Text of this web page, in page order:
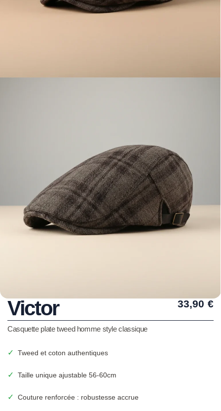
Victor 33,90 €
Casquette plate tweed homme style classique
✓ Tweed et coton authentiques
✓ Taille unique ajustable 56-60cm
✓ Couture renforcée : robustesse accrue